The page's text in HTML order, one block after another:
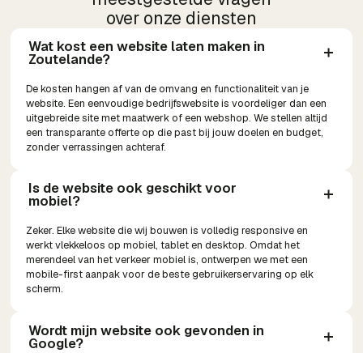
over onze diensten
Wat kost een website laten maken in
Zoutelande?
De kosten hangen af van de omvang en functionaliteit van je
website. Een eenvoudige bedrijfswebsite is voordeliger dan een
uitgebreide site met maatwerk of een webshop. We stellen altijd
een transparante offerte op die past bij jouw doelen en budget,
zonder verrassingen achteraf.
Is de website ook geschikt voor
mobiel?
Zeker. Elke website die wij bouwen is volledig responsive en
werkt vlekkeloos op mobiel, tablet en desktop. Omdat het
merendeel van het verkeer mobiel is, ontwerpen we met een
mobile-first aanpak voor de beste gebruikerservaring op elk
scherm.
Wordt mijn website ook gevonden in
Google?